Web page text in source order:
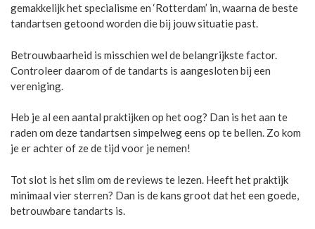
gemakkelijk het specialisme en ‘Rotterdam’ in, waarna de beste
tandartsen getoond worden die bij jouw situatie past.
Betrouwbaarheid is misschien wel de belangrijkste factor.
Controleer daarom of de tandarts is aangesloten bij een
vereniging.
Heb je al een aantal praktijken op het oog? Dan is het aan te
raden om deze tandartsen simpelweg eens op te bellen. Zo kom
je er achter of ze de tijd voor je nemen!
Tot slot is het slim om de reviews te lezen. Heeft het praktijk
minimaal vier sterren? Dan is de kans groot dat het een goede,
betrouwbare tandarts is.